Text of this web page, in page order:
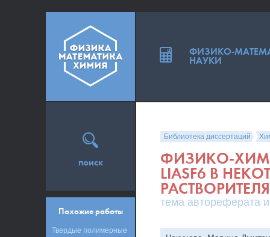
Библиотека диссертаций
ФИЗИКО-
LIASF6 В
тема автореферата
поиск
Похожие работы
Твердые полимерные
ФИЗИКО-
НАУКИ